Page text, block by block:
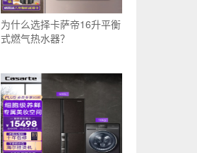
为什么选择卡萨帝16升平衡
式燃气热水器？